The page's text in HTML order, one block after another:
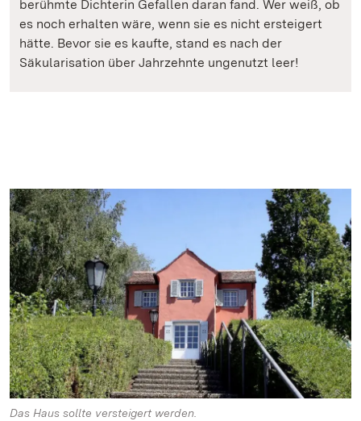
berühmte Dichterin Gefallen daran fand. Wer weiß, ob
es noch erhalten wäre, wenn sie es nicht ersteigert
hätte. Bevor sie es kaufte, stand es nach der
Säkularisation über Jahrzehnte ungenutzt leer!
Das Haus sollte versteigert werden.